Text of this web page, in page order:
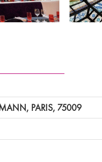
PARIS, 75009